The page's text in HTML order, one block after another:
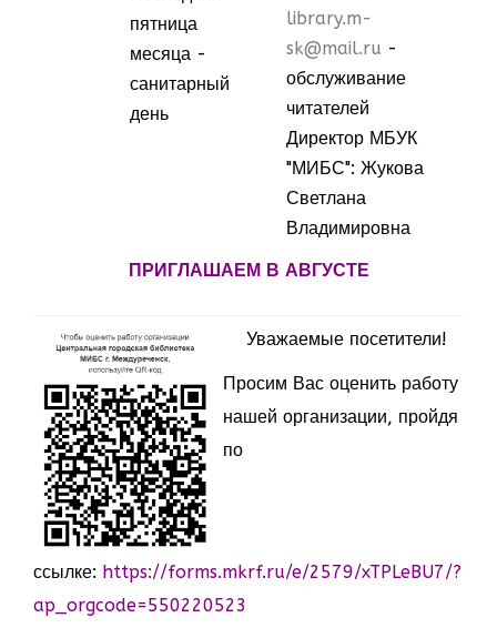
пятница
месяца -
санитарный
день
library.m-
sk@mail.ru -
обслуживание
читателей
Директор МБУК
"МИБС": Жукова
Светлана
Владимировна
ПРИГЛАШАЕМ В АВГУСТЕ
Уважаемые посетители!
Просим Вас оценить работу
нашей организации, пройдя
по
ссылке: https://forms.mkrf.ru/e/2579/xTPLeBU7/?
ap_orgcode=550220523